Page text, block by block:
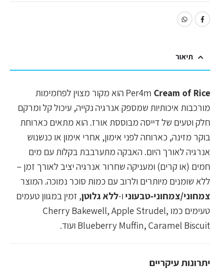
תיאור
Per4m Cream of Rice
הוא מקור מצוין לפחמימות
מורכבות איכותיות שמספק אנרגיה נקייה, עיכול קל ומרקם
חלק וטעים של דייסה מבוססת אורז. הוא מתאים כארוחת
בוקר מזינה, כארוחה לפני אימון, אחרי אימון או כנשנוש
אנרגיה לאורך היום. האבקה מתערבבת בקלות עם מים
חמים (או קרים) ומעניקה שחרור אנרגיה יציב לאורך זמן –
ללא שומנים מיותרים ולרוב עם כמות סוכר נמוכה. המוצר
צמחוני/צמחוני-טבעוניו-ללא גלוטן, זמין במגוון טעמים
טעימים כמו Cherry Bakewell, Apple Strudel,
Blueberry Muffin, Caramel Biscuit ועוד.
יתרונות עיקריים